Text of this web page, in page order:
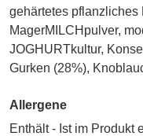
gehärtetes pflanzliches
MagerMILCHpulver,
JOGHURTkultur,
Gurken (28%),
Allergene
Enthält - Ist im Produkt